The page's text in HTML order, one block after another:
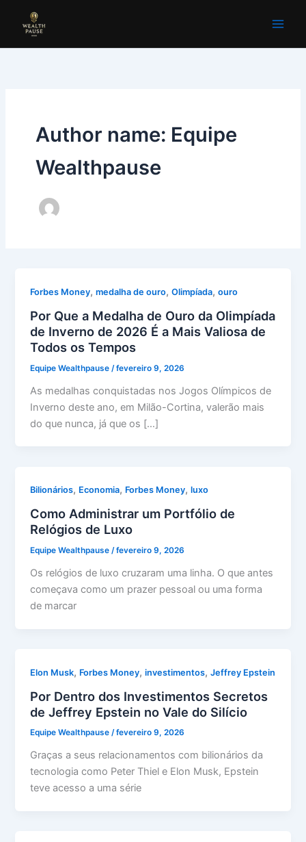
Author name: Equipe
Wealthpause
Forbes Money,medalha de ouro,Olimpíada,ouro
Por Que a Medalha de Ouro da Olimpíada
de Inverno de 2026 É a Mais Valiosa de
Todos os Tempos
Equipe Wealthpause /fevereiro 9, 2026
As medalhas conquistadas nos Jogos Olímpicos de
Inverno deste ano, em Milão-Cortina, valerão mais
do que nunca, já que os […]
Bilionários, Economia, Forbes Money,luxo
Como Administrar um Portfólio de
Relógios de Luxo
Equipe Wealthpause/fevereiro 9, 2026
Os relógios de luxo cruzaram uma linha. O que antes
começava como um prazer pessoal ou uma forma
de marcar
Elon Musk, Forbes Money,investimentos,Jeffrey Epstein
Por Dentro dos Investimentos Secretos
de Jeffrey Epstein no Vale do Silício
Equipe Wealthpause/fevereiro 9, 2026
Graças a seus relacionamentos com bilionários da
tecnologia como Peter Thiel e Elon Musk, Epstein
teve acesso a uma série